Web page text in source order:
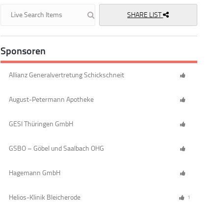
SHARE LIST
Sponsoren
Allianz Generalvertretung Schickschneit
August-Petermann Apotheke
GESI Thüringen GmbH
GSBO – Göbel und Saalbach OHG
Hagemann GmbH
Helios-Klinik Bleicherode 1